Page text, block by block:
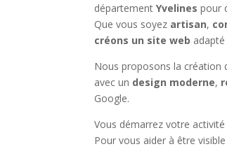
département Yvelines pour
Que vous soyez artisan,
créons un site web
Nous proposons la création
avec un design moderne,
Google.
Vous démarrez votre activité
Pour vous aider à être visible